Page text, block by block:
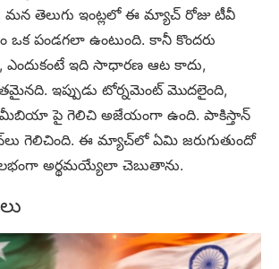
తెలుగు ఇంట్లలో ఈ మ్యాచ్ రోజు టీవీ
ఒక పండగలా ఉంటుంది. కానీ కొందరు
ఎందుకంటే ఇది సాధారణ ఆట కాదు,
ఇప్పుడు టోర్నమెంట్ మొదలైంది,
పై గెలిచి అజేయంగా ఉంది. పాకిస్తాన్
గెలిచింది. ఈ మ్యాచ్‌లో ఏమి జరుగుతుందో
అర్థమయ్యేలా చెబుతాను.